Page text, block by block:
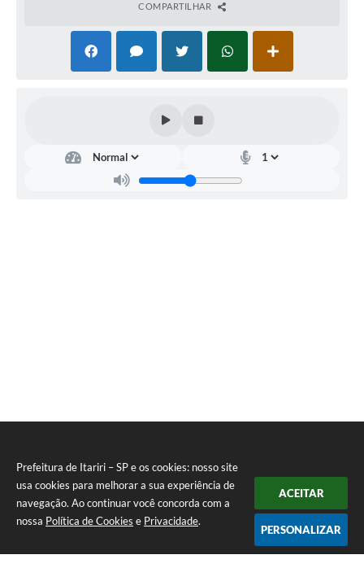
Prefeitura de Itariri – SP e os cookies: nosso site
usa cookies para melhorar a sua experiência de
navegação. Ao continuar você concorda com a
nossa Política de Cookies e Privacidade.
ACEITAR
PERSONALIZAR
COMPARTILHAR